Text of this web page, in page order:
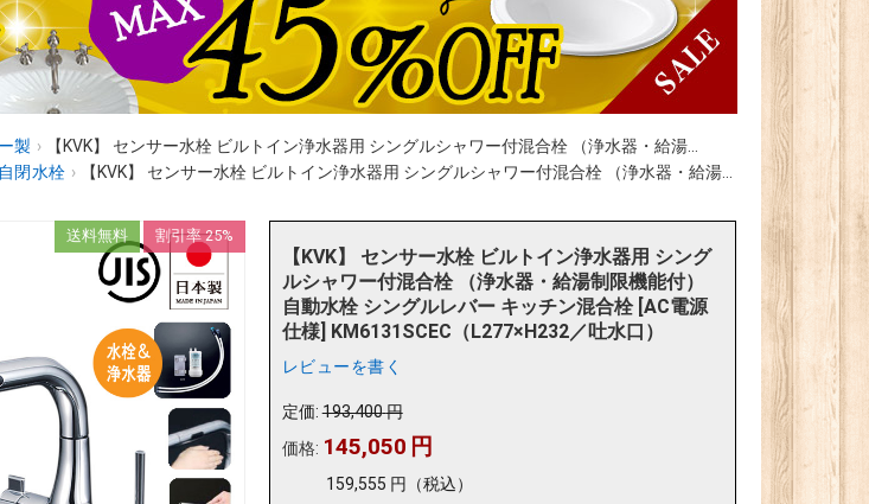
製 ›
【KVK】 センサー水栓 ビルトイン浄水器用 シングルシャワー付混合栓 （浄水器・給湯...
閉水栓 › 【KVK】 センサー水栓 ビルトイン浄水器用 シングルシャワー付混合栓 （浄水器・給湯...
送料無料 割引率 25%
【KVK】 センサー水栓 ビルトイン浄水器用 シング
ルシャワー付混合栓 （浄水器・給湯制限機能付）
自動水栓 シングルレバー キッチン混合栓 [AC電源
仕様] KM6131SCEC（L277×H232／吐水口）
レビューを書く
定価: 193,400円
価格: 145,050 円
159,555 円 （税込）